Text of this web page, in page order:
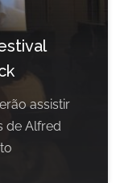
assistir
de Alfred